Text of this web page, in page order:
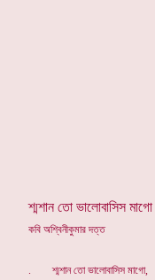
শ্মশান তো ভালোবাসিস মাগো
কবি অশ্বিনীকুমার দত্ত
. শ্মশান তো ভালোবাসিস মাগো,